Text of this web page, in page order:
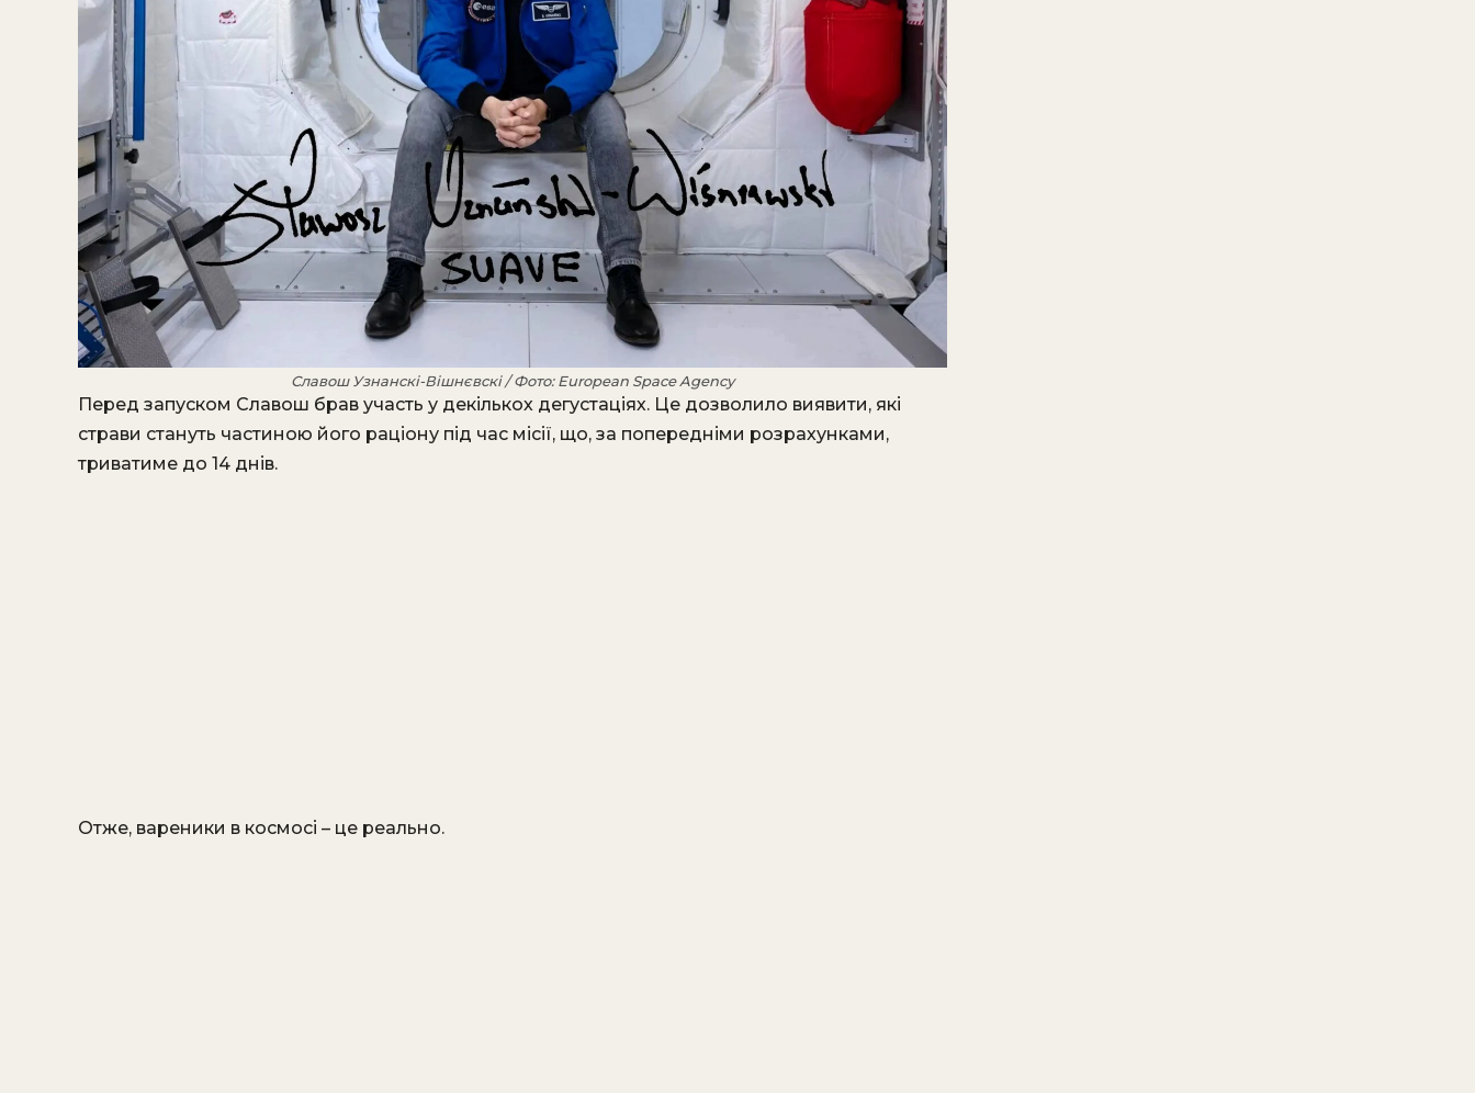
Славош Узнанскі-Вішнєвскі / Фото: European Space Agency
Перед запуском Славош брав участь у декількох дегустаціях. Це дозволило виявити, які
страви стануть частиною його раціону під час місії, що, за попередніми розрахунками,
триватиме до 14 днів.
Отже, вареники в космосі – це реально.